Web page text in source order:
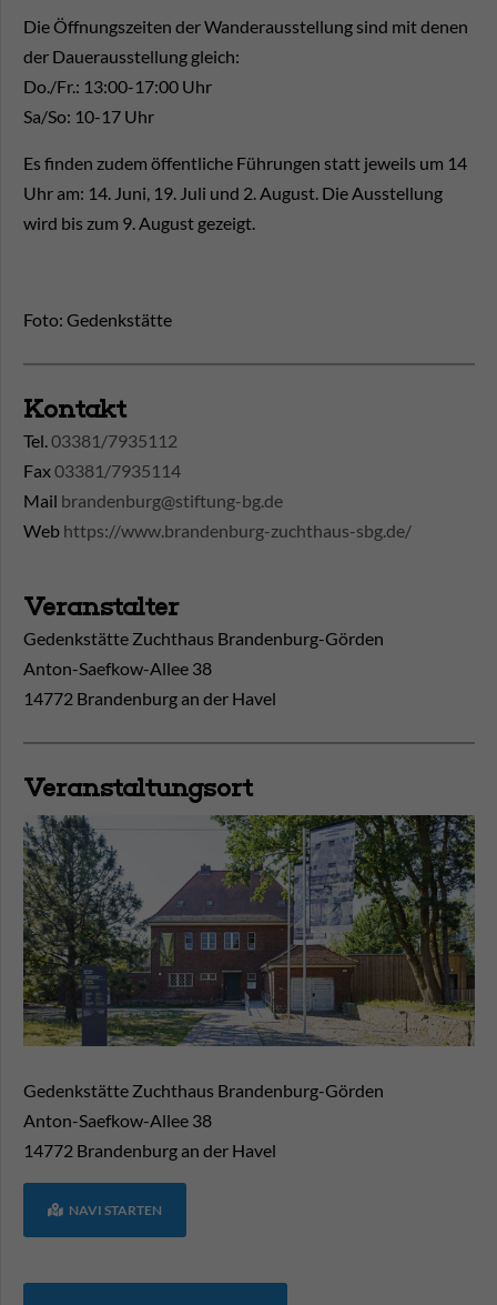
Die Öffnungszeiten der Wanderausstellung sind mit denen
der Dauerausstellung gleich:
Do./Fr.: 13:00-17:00 Uhr
Sa/So: 10-17 Uhr
Es finden zudem öffentliche Führungen statt jeweils um 14
Uhr am: 14. Juni, 19. Juli und 2. August. Die Ausstellung
wird bis zum 9. August gezeigt.
Foto: Gedenkstätte
Kontakt
Tel.03381/7935112
Fax03381/7935114
Mail brandenburg@stiftung-bg.de
Web https://www.brandenburg-zuchthaus-sbg.de/
Veranstalter
Gedenkstätte Zuchthaus Brandenburg-Görden
Anton-Saefkow-Allee 38
14772 Brandenburg an der Havel
Veranstaltungsort
Gedenkstätte Zuchthaus Brandenburg-Görden
Anton-Saefkow-Allee 38
14772 Brandenburg an der Havel
NAVI STARTEN